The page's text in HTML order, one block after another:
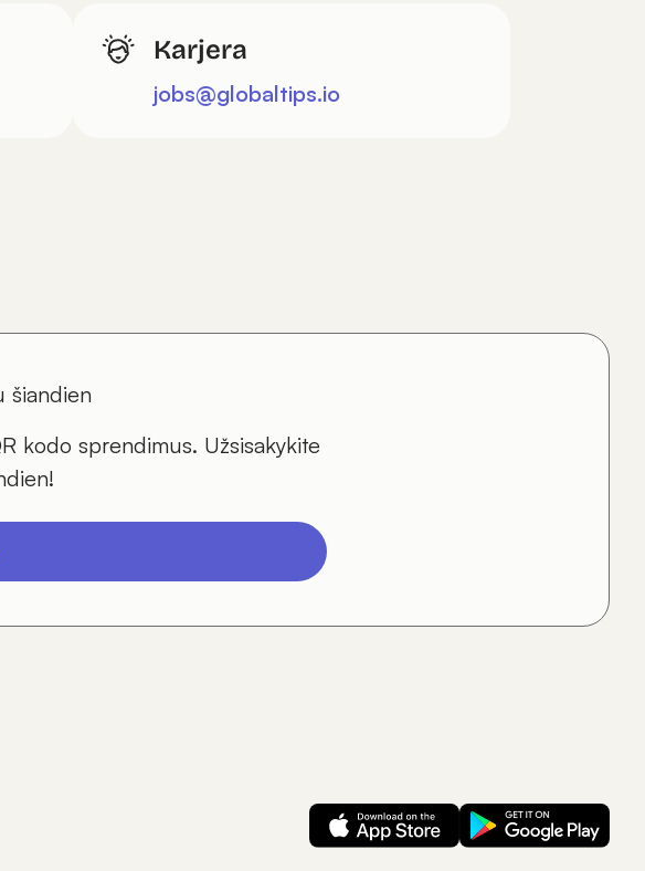
Karjera
jobs@globaltips.io
šiandien
kodo sprendimus. Užsisakykite